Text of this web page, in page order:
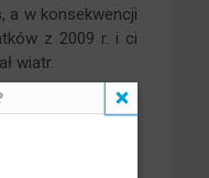
a w konsekwencji
z 2009 r. i ci
wiatr.
i pewnego
kształcenia.
doskonałym